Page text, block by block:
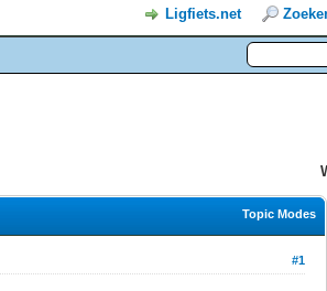
Ligfiets.net
Topic Modes
#1